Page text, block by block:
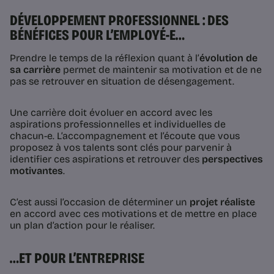
DÉVELOPPEMENT PROFESSIONNEL : DES
BÉNÉFICES POUR L’EMPLOYÉ-E…
Prendre le temps de la réflexion quant à l’évolution de
sa carrière permet de maintenir sa motivation et de ne
pas se retrouver en situation de désengagement.
Une carrière doit évoluer en accord avec les
aspirations professionnelles et individuelles de
chacun-e. L’accompagnement et l’écoute que vous
proposez à vos talents sont clés pour parvenir à
identifier ces aspirations et retrouver des perspectives
motivantes.
C’est aussi l’occasion de déterminer un projet réaliste
en accord avec ces motivations et de mettre en place
un plan d’action pour le réaliser.
…ET POUR L’ENTREPRISE